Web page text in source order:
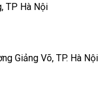
TP Hà Nội
Giảng Võ, TP. Hà Nội